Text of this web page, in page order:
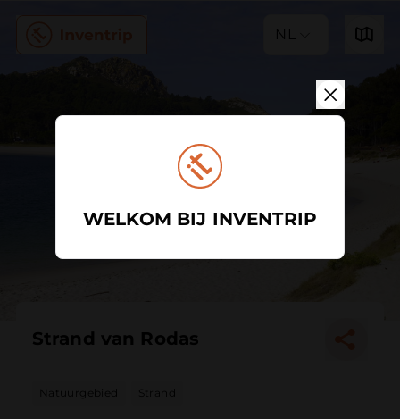
NL
Strand van Rodas
Natuurgebied Strand
WELKOM BIJ INVENTRIP